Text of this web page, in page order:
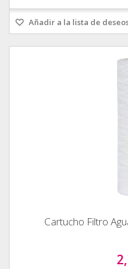
Añadir a la lista de
Cartucho Filtro